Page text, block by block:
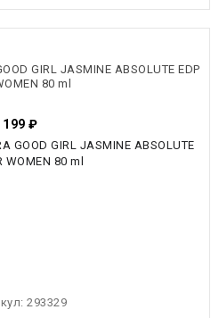
GIRL JASMINE ABSOLUTE EDP
80 ml
199 ₽
293329